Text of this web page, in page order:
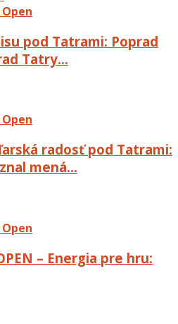
pod Tatrami: Poprad
Tatry…
radosť pod Tatrami:
mená…
– Energia pre hru: